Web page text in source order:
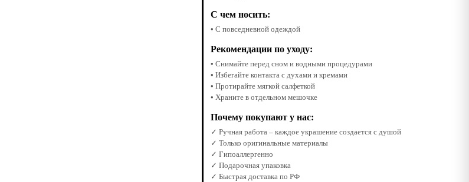
С чем носить:
• С повседневной одеждой
Рекомендации по уходу:
• Снимайте перед сном и водными процедурами
• Избегайте контакта с духами и кремами
• Протирайте мягкой салфеткой
• Храните в отдельном мешочке
Почему покупают у нас:
✓ Ручная работа – каждое украшение создается с душой
✓ Только оригинальные материалы
✓ Гипоаллергенно
✓ Подарочная упаковка
✓ Быстрая доставка по РФ